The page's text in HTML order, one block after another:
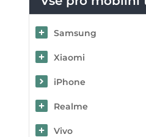
Samsung
Xiaomi
iPhone
Realme
Vivo